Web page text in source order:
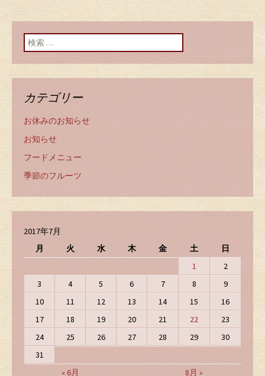
検索:
カテゴリー
お休みのお知らせ
お知らせ
フードメニュー
季節のフルーツ
2017年7月
月
火 水 木 金 土 日
« 6月 8月 »
1
2
3
4 5 6 7 8
9
10
11 12 13 14 15
16
17
18 19 20 21 22
23
24
25 26 27 28 29
30
31